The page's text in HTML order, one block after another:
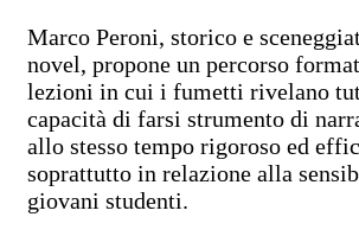
Marco Peroni, storico e
novel, propone un percorso
lezioni in cui i fumetti rivelano
capacità di farsi strumento di
allo stesso tempo rigoroso ed
soprattutto in relazione alla
giovani studenti.